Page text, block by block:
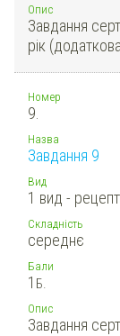
Опис
Завдання
рік
Номер
9.
Назва
Завдання 9
Вид
1 вид -
Складність
середнє
Бали
1 Б.
Опис
Завдання